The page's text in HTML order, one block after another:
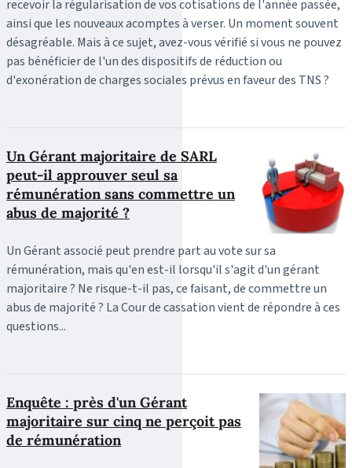
recevoir la régularisation de vos cotisations de l'année passée,
ainsi que les nouveaux acomptes à verser. Un moment souvent
désagréable. Mais à ce sujet, avez-vous vérifié si vous ne pouvez
pas bénéficier de l'un des dispositifs de réduction ou
d'exonération de charges sociales prévus en faveur des TNS ?
Un Gérant majoritaire de SARL
peut-il approuver seul sa
rémunération sans commettre un
abus de majorité ?
Un Gérant associé peut prendre part au vote sur sa
rémunération, mais qu'en est-il lorsqu'il s'agit d'un gérant
majoritaire ? Ne risque-t-il pas, ce faisant, de commettre un
abus de majorité ? La Cour de cassation vient de répondre à ces
questions...
Enquête : près d'un Gérant
majoritaire sur cinq ne perçoit pas
de rémunération